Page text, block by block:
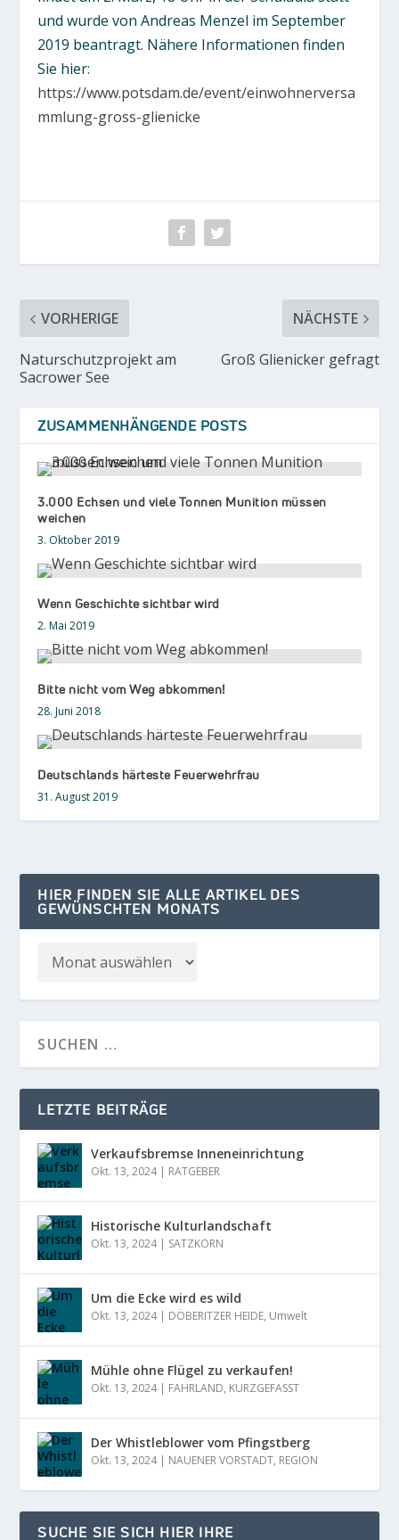
und wurde von Andreas Menzel im September
2019 beantragt. Nähere Informationen finden
Sie hier:
https://www.potsdam.de/event/einwohnerversa
mmlung-gross-glienicke
VORHERIGE
Naturschutzprojekt am
Sacrower See
NÄCHSTE
Groß Glienicker gefragt
ZUSAMMENHÄNGENDE POSTS
3.000 Echsen und viele Tonnen Munition müssen
weichen
3. Oktober 2019
Wenn Geschichte sichtbar wird
2. Mai 2019
Bitte nicht vom Weg abkommen!
28. Juni 2018
Deutschlands härteste Feuerwehrfrau
31. August 2019
HIER FINDEN SIE ALLE ARTIKEL DES
GEWÜNSCHTEN MONATS
LETZTE BEITRÄGE
Verkaufsbremse Inneneinrichtung
Okt. 13, 2024| RATGEBER
Historische Kulturlandschaft
Okt. 13, 2024| SATZKORN
Um die Ecke wird es wild
Okt. 13, 2024| DÖBERITZER HEIDE, Umwelt
Mühle ohne Flügel zu verkaufen!
Okt. 13, 2024| FAHRLAND, KURZGEFASST
Der Whistleblower vom Pfingstberg
Okt. 13, 2024| NAUENER VORSTADT, REGION
SUCHE SIE SICH HIER IHRE